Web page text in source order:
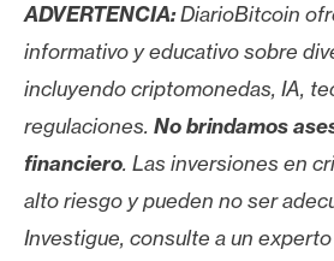
ADVERTENCIA:DiarioBitcoin
informativo y educativo sobre
incluyendo criptomonedas, IA,
regulaciones. No brindamos
financiero. Las inversiones en
alto riesgo y pueden no ser
Investigue, consulte a un